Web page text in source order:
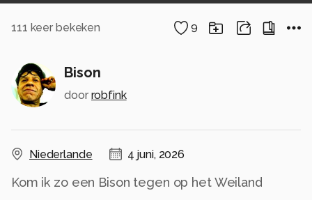
111 keer bekeken 9
Bison
door robfink
Niederlande 4 juni, 2026
Kom ik zo een Bison tegen op het Weiland